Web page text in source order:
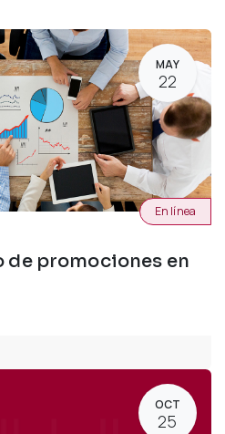
MAY
22
de promociones en
En línea
OCT
25